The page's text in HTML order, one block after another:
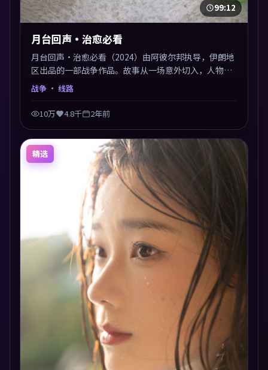
99:12
月台回声·治愈必看
月台回声·治愈必看（2024）由阿彼尔邦执导，伊朗地
区出品的一部战争作品。故事从一场意外切入，人物在
道德与生存之间反复摇摆，叙事层层推进，情绪克制而
战争 · 线路
10万 4.8千 2年前
精选